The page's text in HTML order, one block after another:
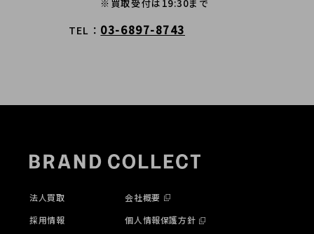
※買取受付は19:30まで
TEL 03-6897-8743
法人買取
採用情報
会社概要
個人情報保護方針